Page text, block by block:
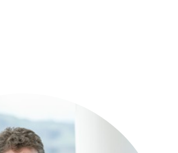
Video blockiert
Schaltfläche willigen Sie in die